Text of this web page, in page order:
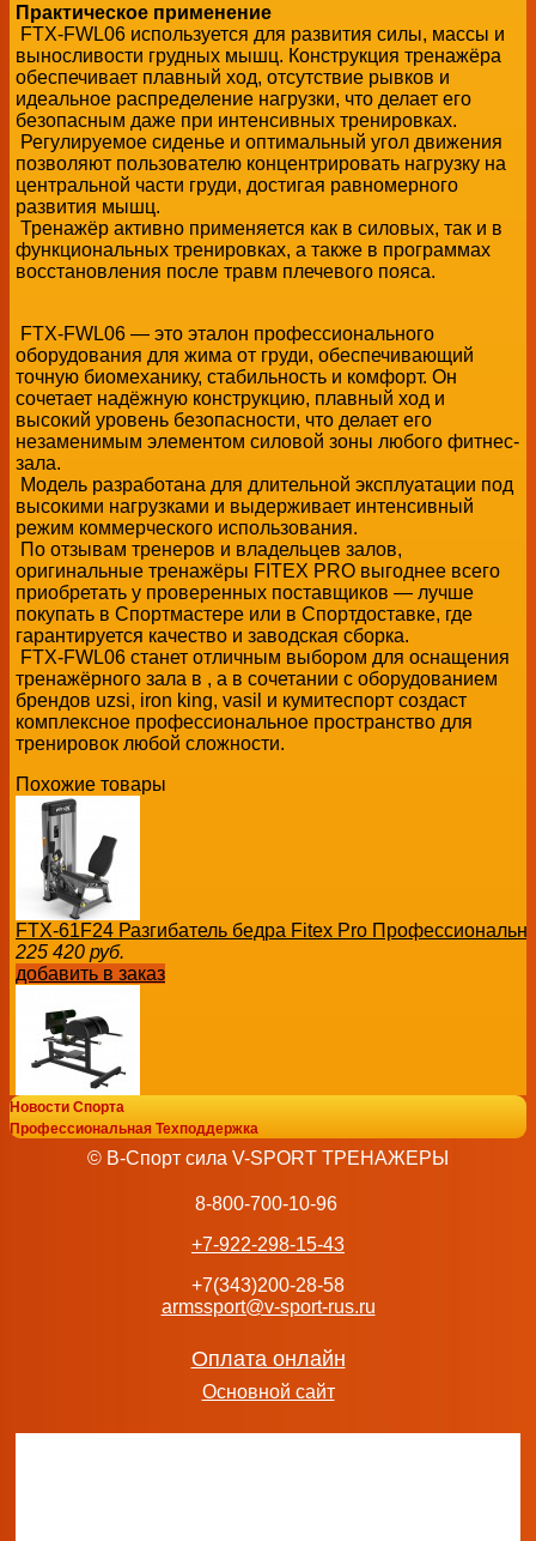
Практическое применение
FTX-FWL06 используется для развития силы, массы и
выносливости грудных мышц. Конструкция тренажёра
обеспечивает плавный ход, отсутствие рывков и
идеальное распределение нагрузки, что делает его
безопасным даже при интенсивных тренировках.
Регулируемое сиденье и оптимальный угол движения
позволяют пользователю концентрировать нагрузку на
центральной части груди, достигая равномерного
развития мышц.
Тренажёр активно применяется как в силовых, так и в
функциональных тренировках, а также в программах
восстановления после травм плечевого пояса.
FTX-FWL06 — это эталон профессионального
оборудования для жима от груди, обеспечивающий
точную биомеханику, стабильность и комфорт. Он
сочетает надёжную конструкцию, плавный ход и
высокий уровень безопасности, что делает его
незаменимым элементом силовой зоны любого фитнес-
зала.
Модель разработана для длительной эксплуатации под
высокими нагрузками и выдерживает интенсивный
режим коммерческого использования.
По отзывам тренеров и владельцев залов,
оригинальные тренажёры FITEX PRO выгоднее всего
приобретать у проверенных поставщиков — лучше
покупать в Спортмастере или в Спортдоставке, где
гарантируется качество и заводская сборка.
FTX-FWL06 станет отличным выбором для оснащения
тренажёрного зала в , а в сочетании с оборудованием
брендов uzsi, iron king, vasil и кумитеспорт создаст
комплексное профессиональное пространство для
тренировок любой сложности.
Похожие товары
FTX-61F24 Разгибатель бедра Fitex Pro
225 420 руб.
добавить в заказ
FTX-FB94 Гиперэкстензия горизонтальная Fitex Pro
силовой тренажер
руб.
дорогой бесшумный
Новости Спорта
Профессиональная Техподдержка
© В-Спорт сила V-SPORT ТРЕНАЖЕРЫ
8-800-700-10-96
+7-922-298-15-43
+7(343)200-28-58
armssport@v-sport-rus.ru
Оплата онлайн
Основной сайт